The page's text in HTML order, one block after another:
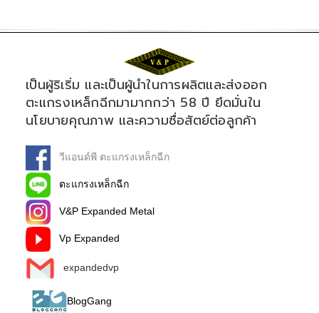
เป็นผู้ริเริ่ม และเป็นผู้นำในการผลิตและส่งออก
ตะแกรงเหล็กฉีกมามากกว่า 58 ปี ยึดมั่นใน
นโยบายคุณภาพ และความซื่อสัตย์ต่อลูกค้า
วีแอนด์พี ตะแกรงเหล็กฉีก
ตะแกรงเหล็กฉีก
V&P Expanded Metal
Vp Expanded
expandedvp
BlogGang